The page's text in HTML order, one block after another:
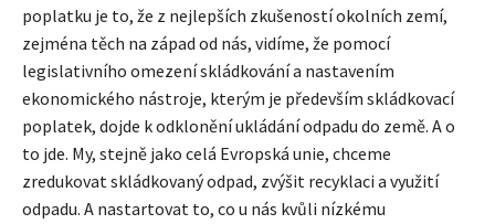
poplatku je to, že z nejlepších zkušeností okolních zemí,
zejména těch na západ od nás, vidíme, že pomocí
legislativního omezení skládkování a nastavením
ekonomického nástroje, kterým je především skládkovací
poplatek, dojde k odklonění ukládání odpadu do země. A o
to jde. My, stejně jako celá Evropská unie, chceme
zredukovat skládkovaný odpad, zvýšit recyklaci a využití
odpadu. A nastartovat to, co u nás kvůli nízkému